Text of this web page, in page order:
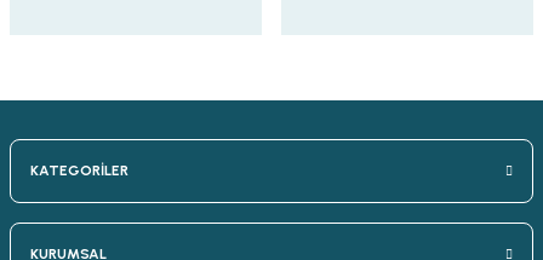
KATEGORİLER
KURUMSAL